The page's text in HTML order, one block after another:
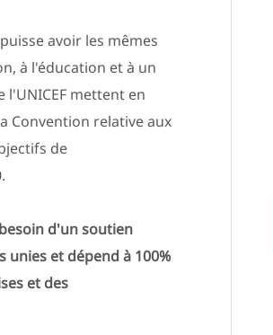
avoir les mêmes
à l'éducation et à un
mettent en
Convention relative aux
de
d'un soutien
unies et dépend à 100%
et des